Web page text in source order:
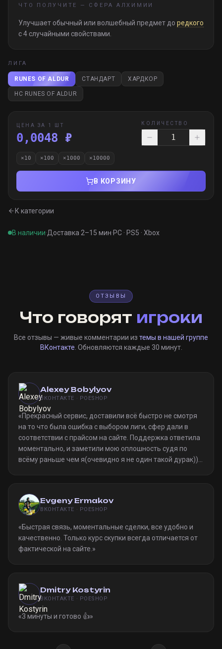
ЧТО ПОЛУЧИТЕ — СФЕРА АЛХИМИИ
Улучшает обычный или волшебный предмет до редкого
с 4 случайными свойствами.
ЛИГА
RUNES OF ALDUR СТАНДАРТ ХАРДКОР
HC RUNES OF ALDUR
ЦЕНА ЗА 1 ШТ
0,0048 ₽
КОЛИЧЕСТВО
×10 ×100 ×1000 ×10000
В КОРЗИНУ
К категории
В наличии·Доставка 2–15 мин·PC · PS5 · Xbox
ОТЗЫВЫ
Что говорят игроки
Все отзывы — живые комментарии из темы в нашей группе
ВКонтакте . Обновляются каждые 30 минут.
Alexey Bobylyov
ВКОНТАКТЕ · POESHOP
«Прекрасный сервис, доставили всё быстро не смотря
на то что была ошибка с выбором лиги, сфер дали в
соответствии с прайсом на сайте. Поддержка ответила
моментально, и заметили мою оплошность судя по
всёму раньше чем я(очевидно я не один такой дурак)).
Evgeny Ermakov
ВКОНТАКТЕ · POESHOP
«Быстрая связь, моментальные сделки, все удобно и
качественно. Только курс скупки всегда отличается от
фактической на сайте. »
Dmitry Kostyrin
ВКОНТАКТЕ · POESHOP
«3 минуты и готово 👍»